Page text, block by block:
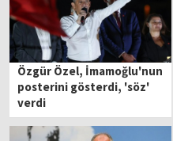
Özgür Özel, İmamoğlu'nun
posterini gösterdi, 'söz'
verdi